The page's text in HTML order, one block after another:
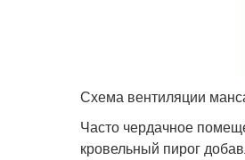
Схема вентиляции
Часто чердачное
кровельный пирог